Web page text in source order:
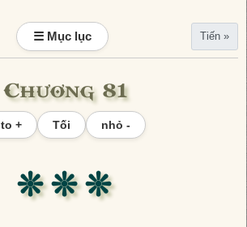
☰ Mục lục Tiến »
Chương 81
to + Tối nhỏ -
❊ ❊ ❊